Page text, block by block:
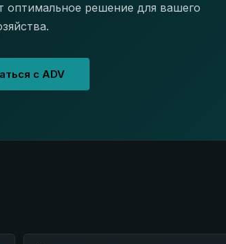
решение для вашего
с ADV